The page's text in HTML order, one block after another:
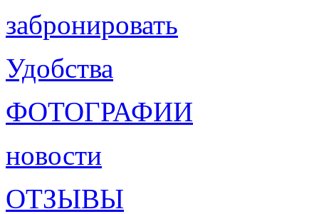
забронировать
Удобства
ФОТОГРАФИИ
новости
ОТЗЫВЫ